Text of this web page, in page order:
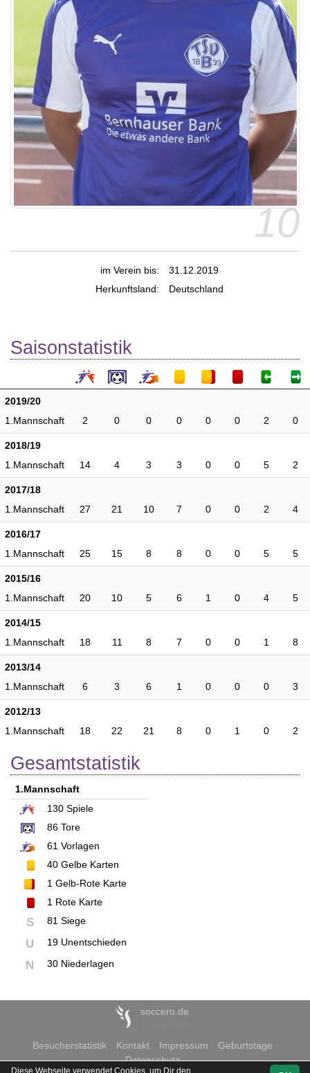
10
im Verein bis:
31.12.2019
Herkunftsland:
Deutschland
Saisonstatistik
2019/20
1.Mannschaft
2 0 0 0 0 0 2 0
2018/19
1.Mannschaft
14 4 3 3 0 0 5 2
2017/18
1.Mannschaft
27 21 10 7 0 0 2 4
2016/17
1.Mannschaft
25 15 8 8 0 0 5 5
2015/16
1.Mannschaft
20 10 5 6 1 0 4 5
2014/15
1.Mannschaft
18 11 8 7 0 0 1 8
2013/14
1.Mannschaft
6 3 6 1 0 0 0 3
2012/13
1.Mannschaft
18 22 21 8 0 1 0 2
Gesamtstatistik
1.Mannschaft
130 Spiele
86 Tore
61 Vorlagen
40 Gelbe Karten
1 Gelb-Rote Karte
1 Rote Karte
S 81 Siege
U 19 Unentschieden
N 30 Niederlagen
soccero.de
Besucherstatistik Kontakt Impressum
Geburtstage
Datenschutz
Diese Webseite verwendet Cookies, um Dir den